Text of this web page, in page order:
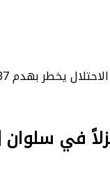
الاحتلال يخطر بهدم 37 منزلاً في سلوان